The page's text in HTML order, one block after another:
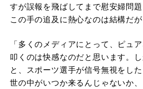
すが誤報を飛ばしてまで慰安婦問題
この手の追及に熱心なのは結構だが
「多くのメディアにとって、ピュ
叩くのは快感なのだと思います。
と、スポーツ選手が信号無視をし
世の中がいつか来るんじゃないか